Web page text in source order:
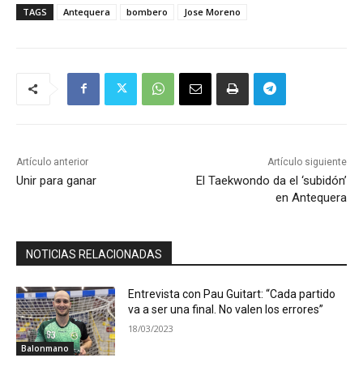
TAGS Antequera bombero Jose Moreno
Artículo anterior
Unir para ganar
Artículo siguiente
El Taekwondo da el ‘subidón’
en Antequera
NOTICIAS RELACIONADAS
Balonmano
Entrevista con Pau Guitart: “Cada partido
va a ser una final. No valen los errores”
18/03/2023